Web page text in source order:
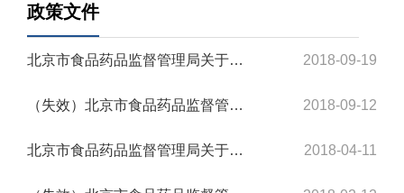
政策文件
北京市食品药品监督管理局关于印发《北京市医疗机构应用传统工艺配制中药制剂备案管理... 2018-09-19
（失效）北京市食品药品监督管理局关于印发《北京市食品药品监督管理局公职律师管理办... 2018-09-12
北京市食品药品监督管理局关于发布《北京市医疗器械网络销售监督管理办法实施细则（试... 2018-04-11